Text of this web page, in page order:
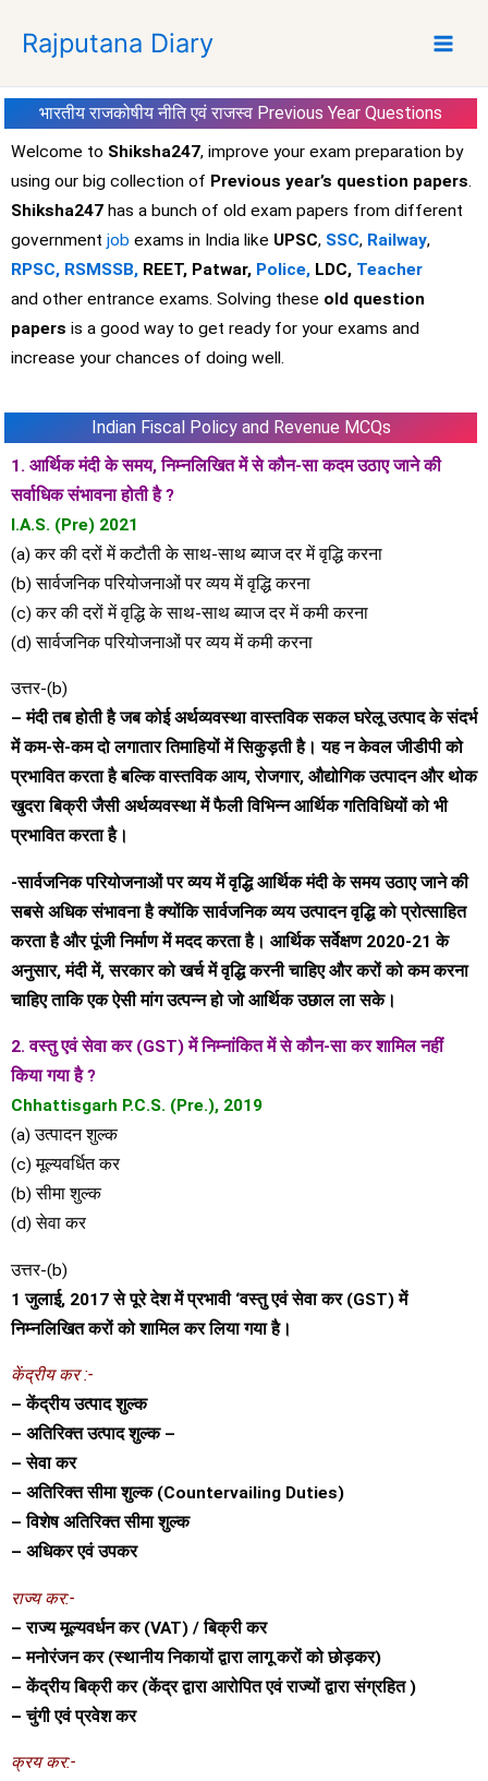
p
Rajputana Diary
भारतीय राजकोषीय नीति एवं राजस्व Previous Year Questions
Welcome to Shiksha247, improve your exam preparation by
using our big collection of Previous year’s question papers.
Shiksha247 has a bunch of old exam papers from different
government job exams in India like UPSC, SSC, Railway,
RPSC, RSMSSB, REET, Patwar, Police, LDC, Teacher
and other entrance exams. Solving these old question
papers is a good way to get ready for your exams and
increase your chances of doing well.
Indian Fiscal Policy and Revenue MCQs
1. आर्थिक मंदी के समय, निम्नलिखित में से कौन-सा कदम उठाए जाने की
सर्वाधिक संभावना होती है ?
I.A.S. (Pre) 2021
(a) कर की दरों में कटौती के साथ-साथ ब्याज दर में वृद्धि करना
(b) सार्वजनिक परियोजनाओं पर व्यय में वृद्धि करना
(c) कर की दरों में वृद्धि के साथ-साथ ब्याज दर में कमी करना
(d) सार्वजनिक परियोजनाओं पर व्यय में कमी करना
उत्तर-(b)
– मंदी तब होती है जब कोई अर्थव्यवस्था वास्तविक सकल घरेलू उत्पाद के संदर्भ
में कम-से-कम दो लगातार तिमाहियों में सिकुड़ती है। यह न केवल जीडीपी को
प्रभावित करता है बल्कि वास्तविक आय, रोजगार, औद्योगिक उत्पादन और थोक
खुदरा बिक्री जैसी अर्थव्यवस्था में फैली विभिन्न आर्थिक गतिविधियों को भी
प्रभावित करता है।
-सार्वजनिक परियोजनाओं पर व्यय में वृद्धि आर्थिक मंदी के समय उठाए जाने की
सबसे अधिक संभावना है क्योंकि सार्वजनिक व्यय उत्पादन वृद्धि को प्रोत्साहित
करता है और पूंजी निर्माण में मदद करता है। आर्थिक सर्वेक्षण 2020-21 के
अनुसार, मंदी में, सरकार को खर्च में वृद्धि करनी चाहिए और करों को कम करना
चाहिए ताकि एक ऐसी मांग उत्पन्न हो जो आर्थिक उछाल ला सके।
2. वस्तु एवं सेवा कर (GST) में निम्नांकित में से कौन-सा कर शामिल नहीं
किया गया है ?
Chhattisgarh P.C.S. (Pre.), 2019
(a) उत्पादन शुल्क
(c) मूल्यवर्धित कर
(b) सीमा शुल्क
(d) सेवा कर
उत्तर-(b)
1 जुलाई, 2017 से पूरे देश में प्रभावी ‘वस्तु एवं सेवा कर (GST) में
निम्नलिखित करों को शामिल कर लिया गया है।
केंद्रीय कर :-
– केंद्रीय उत्पाद शुल्क
– अतिरिक्त उत्पाद शुल्क –
– सेवा कर
– अतिरिक्त सीमा शुल्क (Countervailing Duties)
– विशेष अतिरिक्त सीमा शुल्क
– अधिकर एवं उपकर
राज्य कर:-
– राज्य मूल्यवर्धन कर (VAT) / बिक्री कर
– मनोरंजन कर (स्थानीय निकायों द्वारा लागू करों को छोड़कर)
– केंद्रीय बिक्री कर (केंद्र द्वारा आरोपित एवं राज्यों द्वारा संग्रहित )
– चुंगी एवं प्रवेश कर
क्रय कर:-